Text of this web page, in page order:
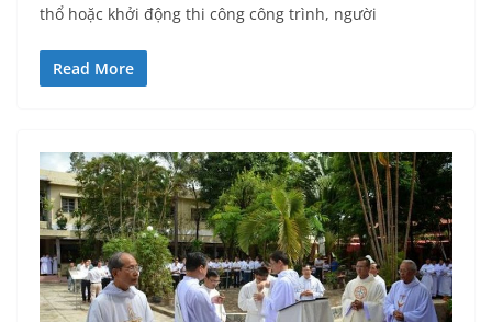
thổ hoặc khởi động thi công công trình, người
Read More